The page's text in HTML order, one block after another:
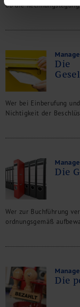
ob die
Die
Wer bei Einberufung
Nichtigkeit der
Die
Wer zur Buchführung
ordnungsgemäß
Die